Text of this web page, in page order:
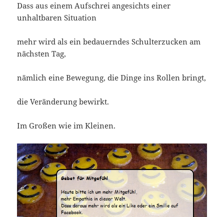
Dass aus einem Aufschrei angesichts einer
unhaltbaren Situation
mehr wird als ein bedauerndes Schulterzucken am
nächsten Tag,
nämlich eine Bewegung, die Dinge ins Rollen bringt,
die Veränderung bewirkt.
Im Großen wie im Kleinen.